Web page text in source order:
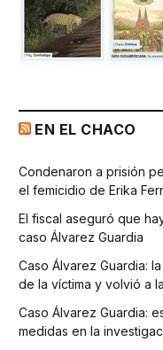
EN EL CHACO
Condenaron a prisión
el femicidio de Erika
El fiscal aseguró que
caso Álvarez Guardia
Caso Álvarez Guardia:
de la víctima y volvió a
Caso Álvarez Guardia:
medidas en la